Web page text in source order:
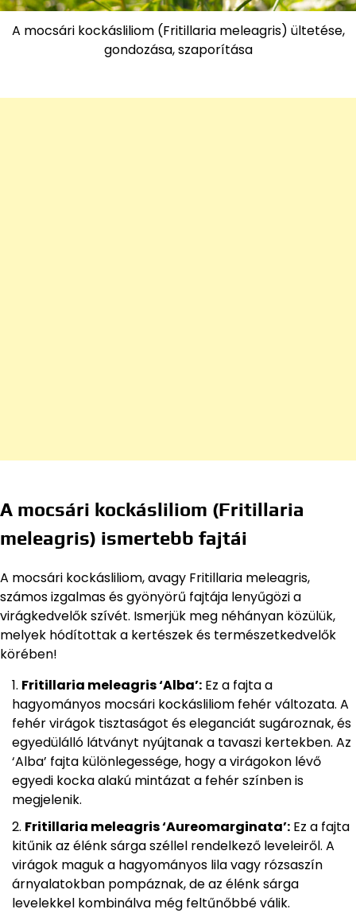
A mocsári kockásliliom (Fritillaria meleagris) ültetése,
gondozása, szaporítása
A mocsári kockásliliom (Fritillaria
meleagris) ismertebb fajtái
A mocsári kockásliliom, avagy Fritillaria meleagris,
számos izgalmas és gyönyörű fajtája lenyűgözi a
virágkedvelők szívét. Ismerjük meg néhányan közülük,
melyek hódítottak a kertészek és természetkedvelők
körében!
Fritillaria meleagris ‘Alba’: Ez a fajta a
hagyományos mocsári kockásliliom fehér változata. A
fehér virágok tisztaságot és eleganciát sugároznak, és
egyedülálló látványt nyújtanak a tavaszi kertekben. Az
‘Alba’ fajta különlegessége, hogy a virágokon lévő
egyedi kocka alakú mintázat a fehér színben is
megjelenik.
Fritillaria meleagris ‘Aureomarginata’: Ez a fajta
kitűnik az élénk sárga széllel rendelkező leveleiről. A
virágok maguk a hagyományos lila vagy rózsaszín
árnyalatokban pompáznak, de az élénk sárga
levelekkel kombinálva még feltűnőbbé válik.